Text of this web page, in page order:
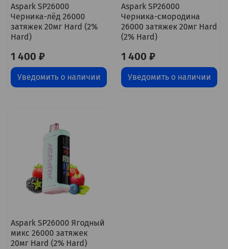
Aspark SP26000
Черника-лёд 26000
затяжек 20мг Hard (2%
Hard)
1 400 ₽
Уведомить о наличии
Aspark SP26000
Черника-смородина
26000 затяжек 20мг Hard
(2% Hard)
1 400 ₽
Уведомить о наличии
Aspark SP26000 Ягодный
микс 26000 затяжек
20мг Hard (2% Hard)